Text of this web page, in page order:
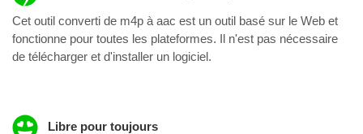
Cet outil converti de m4p à aac est un outil basé sur le Web et
fonctionne pour toutes les plateformes. Il n'est pas nécessaire
de télécharger et d'installer un logiciel.
Libre pour toujours